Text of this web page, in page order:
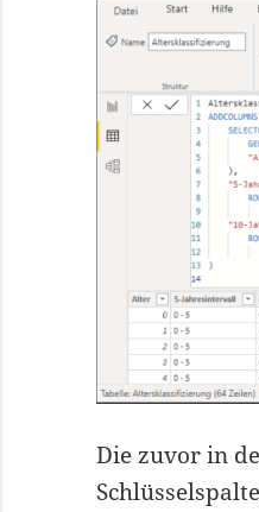
Die zuvor in